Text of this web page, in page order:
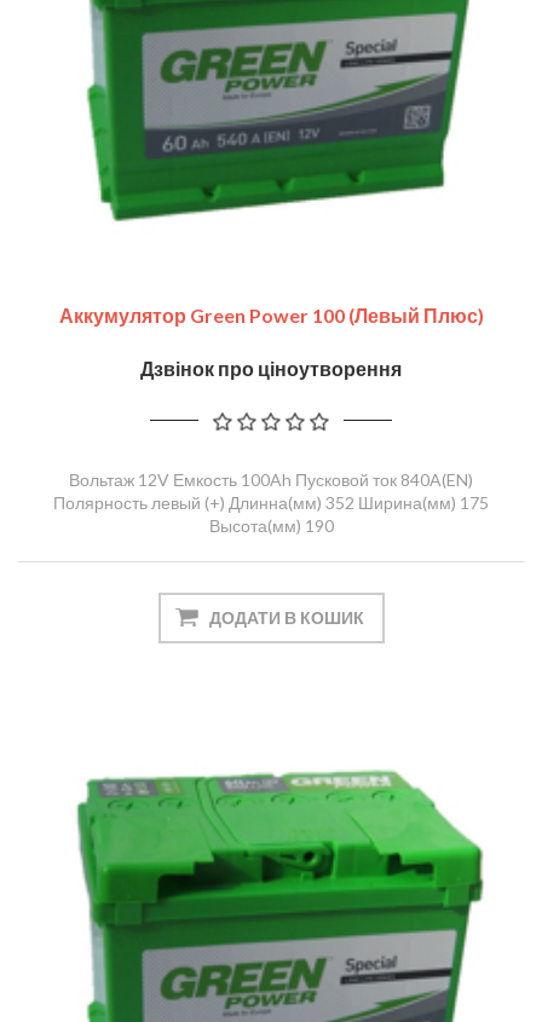
Аккумулятор Green Power 100 (левый Плюс)
Дзвінок про ціноутворення
Вольтаж 12V Емкость 100Ah Пусковой ток 840A(EN)
Полярность левый (+) Длинна(мм) 352 Ширина(мм) 175
Высота(мм) 190